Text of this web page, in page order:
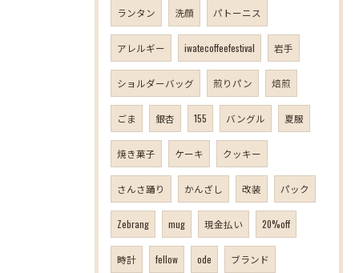
ランタン 洗顔 パトーニス
アレルギー iwatecoffeefestival 岩手
ショルダーバッグ 煎りパン 焙煎
ごま 銀杏 155 バングル 夏服
焼き菓子 ケーキ クッキー
さんさ踊り かんざし 改装 パック
Zebrang mug 現金払い 20%off
時計 fellow ode ブランド